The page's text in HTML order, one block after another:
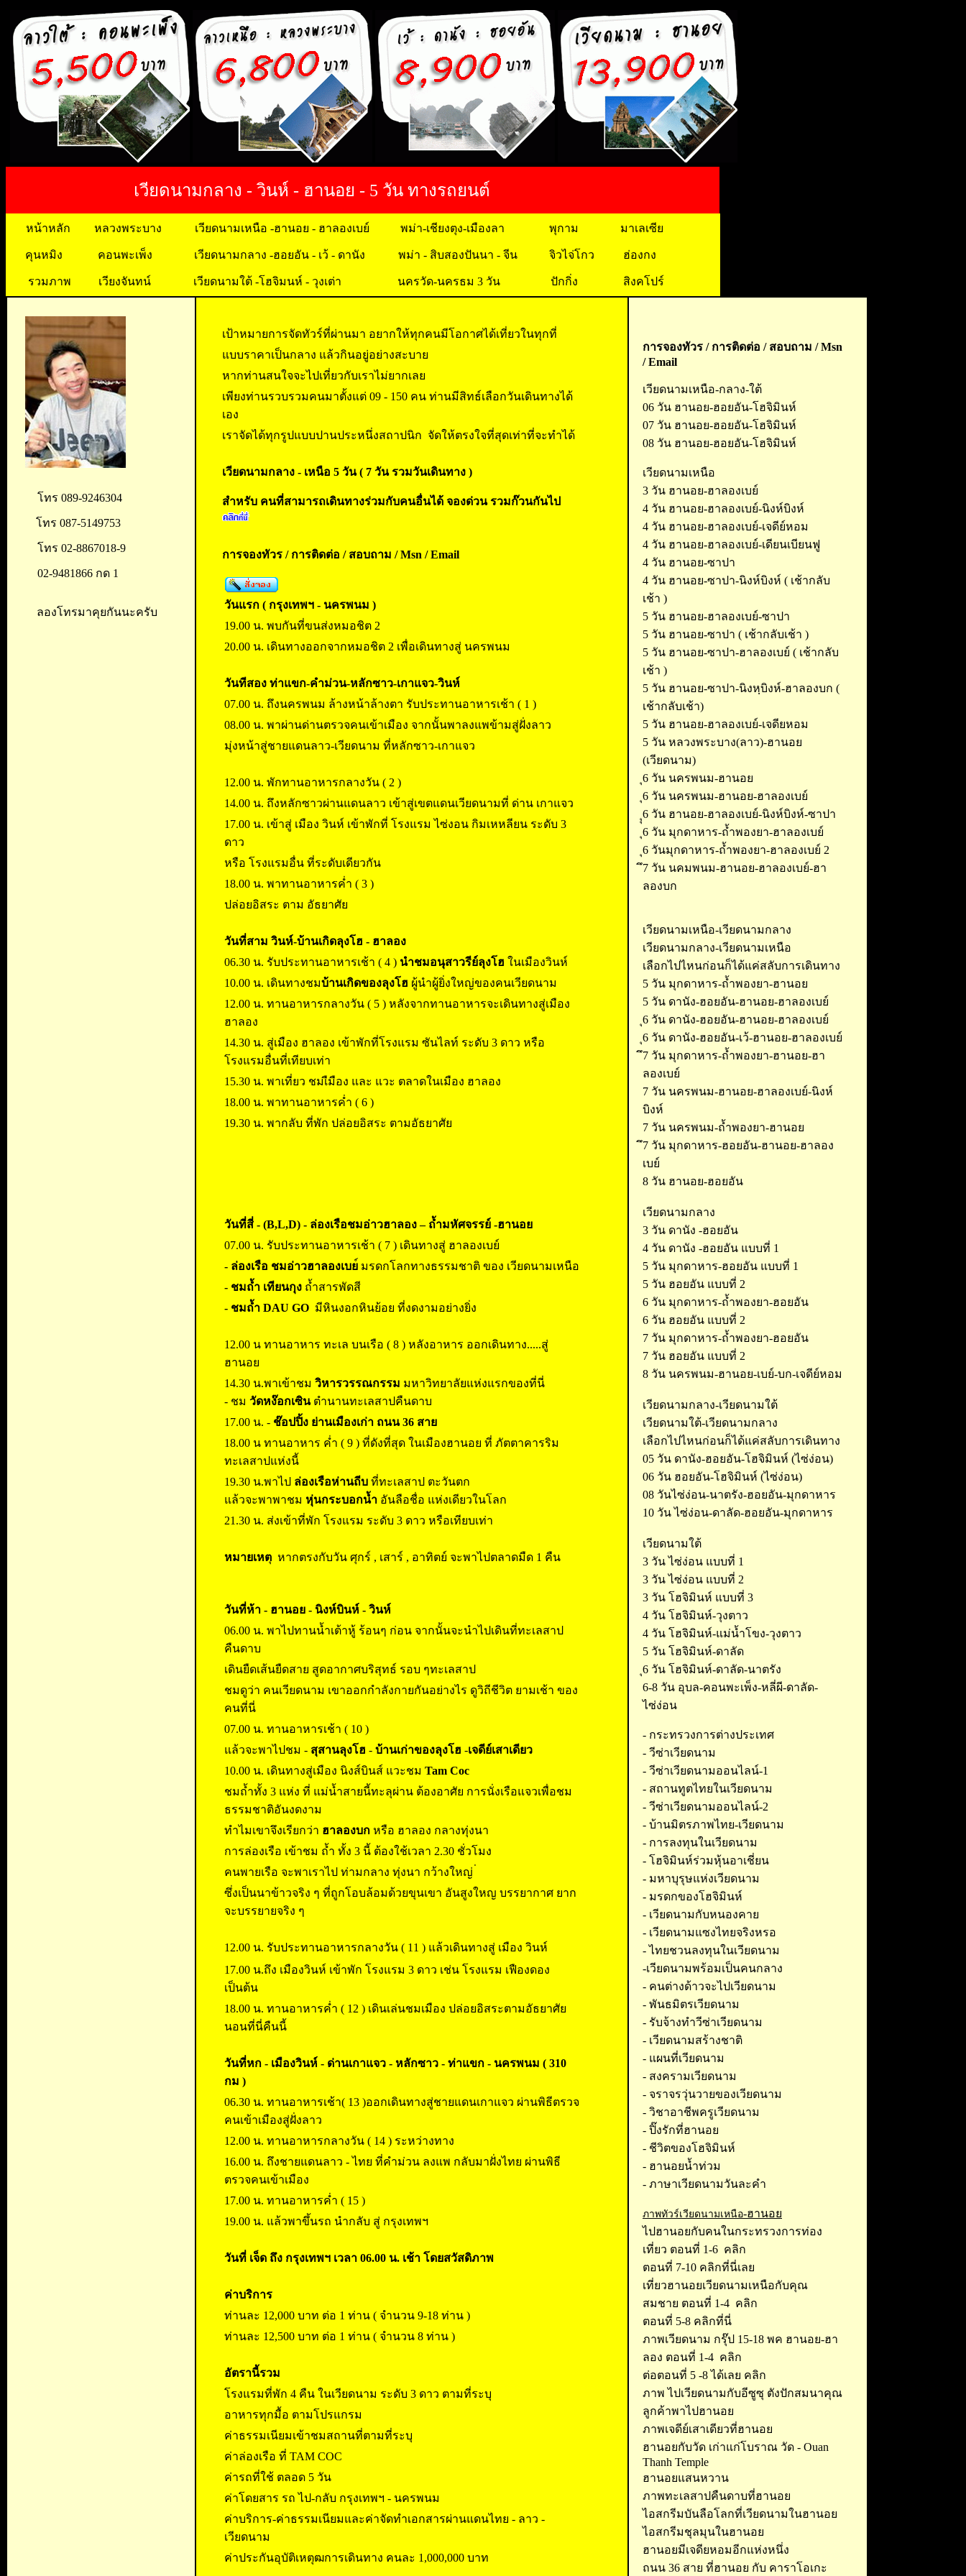
เวียดนามกลาง - วินห์ - ฮานอย - 5 วัน ทางรถยนต์
หน้าหลัก หลวงพระบาง เวียดนามเหนือ -ฮานอย - ฮาลองเบย์ พม่า-เชียงตุง-เมืองลา พุกาม มาเลเซีย
คุนหมิง คอนพะเพ็ง เวียดนามกลาง -ฮอยอัน - เว้ - ดานัง พม่า - สิบสองปันนา - จีน จิวไจ่โกว ฮ่องกง
รวมภาพ เวียงจันทน์ เวียดนามใต้ -โฮจิมนห์ - วุงเต่า นครวัด-นครธม 3 วัน ปักกิ่ง สิงคโปร์
โทร 089-9246304
โทร 087-5149753
โทร 02-8867018-9
02-9481866 กด 1
ลองโทรมาคุยกันนะครับ
เป้าหมายการจัดทัวร์ที่ผ่านมา อยากให้ทุกคนมีโอกาศได้เที่ยวในทุกที่
แบบราคาเป็นกลาง แล้วกินอยู่อย่างสะบาย
หากท่านสนใจจะไปเที่ยวกับเราไม่ยากเลย
เพียงท่านรวบรวมคนมาตั้งแต่ 09 - 150 คน ท่านมีสิทธ์เลือกวันเดินทางได้
เอง
เราจัดได้ทุกรูปแบบปานประหนึ่งสถาปนิก จัดให้ตรงใจที่สุดเท่าที่จะทำได้
เวียดนามกลาง - เหนือ 5 วัน ( 7 วัน รวมวันเดินทาง )
สำหรับ คนที่สามารถเดินทางร่วมกับคนอื่นได้ จองด่วน รวมก๊วนกันไป
การจองทัวร /การติดต่อ / สอบถาม / Msn / Email
วันแรก ( กรุงเทพฯ - นครพนม )
19.00 น. พบกันที่ขนส่งหมอชิต 2
20.00 น. เดินทางออกจากหมอชิต 2 เพื่อเดินทางสู่ นครพนม
วันทีสอง ท่าแขก-คำม่วน-หลักซาว-เกาแจว-วินห์
07.00 น. ถึงนครพนม ล้างหน้าล้างตา รับประทานอาหารเช้า ( 1 )
08.00 น. พาผ่านด่านตรวจคนเข้าเมือง จากนั้นพาลงแพข้ามสู่ฝั่งลาว
มุ่งหน้าสู่ชายแดนลาว-เวียดนาม ที่หลักซาว-เกาแจว
12.00 น. พักทานอาหารกลางวัน ( 2 )
14.00 น. ถึงหลักซาวผ่านแดนลาว เข้าสู่เขตแดนเวียดนามที่ ด่าน เกาแจว
17.00 น. เข้าสู่ เมือง วินห์ เข้าพักที่ โรงแรม ไซ่งอน กิมเหหลียน ระดับ 3
ดาว
หรือ โรงแรมอื่น ที่ระดับเดียวกัน
18.00 น. พาทานอาหารค่ำ ( 3 )
ปล่อยอิสระ ตาม อัธยาศัย
วันที่สาม วินห์-บ้านเกิดลุงโฮ - ฮาลอง
06.30 น. รับประทานอาหารเช้า ( 4 ) นำชมอนุสาวรีย์ลุงโฮ ในเมืองวินห์
10.00 น. เดินทางชมบ้านเกิดของลุงโฮ ผู้นำผู้ยิ่งใหญ่ของคนเวียดนาม
12.00 น. ทานอาหารกลางวัน ( 5 ) หลังจากทานอาหารจะเดินทางสู่เมือง
ฮาลอง
14.30 น. สู่เมือง ฮาลอง เข้าพักที่โรงแรม ซันไลท์ ระดับ 3 ดาว หรือ
โรงแรมอื่นที่เทียบเท่า
15.30 น. พาเที่ยว ชมเืมือง และ แวะ ตลาดในเมือง ฮาลอง
18.00 น. พาทานอาหารค่ำ ( 6 )
19.30 น. พากลับ ที่พัก ปล่อยอิสระ ตามอัธยาศัย
วันที่สี่ - (B,L,D) - ล่องเรือชมอ่าวฮาลอง – ถ้ำมหัศจรรย์ -ฮานอย
07.00 น. รับประทานอาหารเช้า ( 7 ) เดินทางสู่ ฮาลองเบย์
- ล่องเรือ ชมอ่าวฮาลองเบย ์ มรดกโลกทางธรรมชาติ ของ เวียดนามเหนือ
- ชมถ้ำ เทียนกุง ถ้ำสารพัดสี
- ชมถ้ำ DAU GO มีหินงอกหินย้อย ที่งดงามอย่างยิ่ง
12.00 น ทานอาหาร ทะเล บนเรือ ( 8 ) หลังอาหาร ออกเดินทาง.....สู่
ฮานอย
14.30 น.พาเข้าชม วิหารวรรณกรรม มหาวิทยาลัยแห่งแรกของที่นี่
- ชม วัดหง๊อกเซินตำนานทะเลสาปคืนดาบ
17.00 น. - ช๊อปปิ้ง ย่านเมืองเก่า ถนน 36 สาย
18.00 น ทานอาหาร ค่ำ ( 9 ) ที่ดังที่สุด ในเมืองฮานอย ที่ ภัตตาคารริม
ทะเลสาปแห่งนี้
19.30 น.พาไป ล่องเรือห่านถีบ ที่ทะเลสาป ตะวันตก
แล้วจะพาพาชม หุ่นกระบอกน้ำ อันลือชื่อ แห่งเดียวในโลก
21.30 น. ส่งเข้าที่พัก โรงแรม ระดับ 3 ดาว หรือเทียบเท่า
หมายเหต ุ หากตรงกับวัน ศุกร์ , เสาร์ , อาทิตย์ จะพาไปตลาดมืด 1 คืน
วันที่ห้า - ฮานอย - นิงห์บินห์ - วินห์
06.00 น. พาไปทานน้ำเต้าหู้ ร้อนๆ ก่อน จากนั้นจะนำไปเดินที่ทะเลสาป
คืนดาบ
เดินยืดเส้นยืดสาย สูดอากาศบริสุทธ์ รอบ ๆทะเลสาป
ชมดูว่า คนเวียดนาม เขาออกกำลังกายกันอย่างไร ดูวิถีชีวิต ยามเช้า ของ
คนที่นี่
07.00 น. ทานอาหารเช้า ( 10 )
แล้วจะพาไปชม - สุสานลุงโฮ - บ้านเก่าของลุงโฮ -เจดีย์เสาเดียว
10.00 น. เดินทางสู่เมือง นิงส์บินส์ แวะชม Tam Coc
ชมถ้ำทั้ง 3 แห่ง ที่ แม่น้ำสายนี้ทะลุผ่าน ต้องอาศัย การนั่งเรือแจวเพื่อชม
ธรรมชาติอันงดงาม
ทำไมเขาจึงเรียกว่า ฮาลองบก หรือ ฮาลอง กลางทุ่งนา
การล่องเรือ เข้าชม ถ้ำ ทั้ง 3 นี้ ต้องใช้เวลา 2.30 ชั่วโมง
คนพายเรือ จะพาเราไป ท่ามกลาง ทุ่งนา กว้างใหญ่ ่
ซึ่งเป็นนาข้าวจริง ๆ ที่ถูกโอบล้อมด้วยขุนเขา อันสูงใหญ บรรยากาศ ยาก
จะบรรยายจริง ๆ
12.00 น. รับประทานอาหารกลางวัน ( 11 ) แล้วเดินทางสู่ เมือง วินห์
17.00 น.ถึง เมืองวินห์ เข้าพัก โรงแรม 3 ดาว เช่น โรงแรม เฟืองดอง
เป็นต้น
18.00 น. ทานอาหารค่ำ ( 12 ) เดินเล่นชมเมือง ปล่อยอิสระตามอัธยาศัย
นอนที่นี่คืนนี้
วันที่หก - เมืองวินห์ - ด่านเกาแจว - หลักซาว - ท่าแขก - นครพนม ( 310
กม )
06.30 น. ทานอาหารเช้า( 13 )ออกเดินทางสู่ชายแดนเกาแจว ผ่านพิธีตรวจ
คนเข้าเมืองสู่ฝั่งลาว
12.00 น. ทานอาหารกลางวัน ( 14 ) ระหว่างทาง
16.00 น. ถึงชายแดนลาว - ไทย ที่คำม่วน ลงแพ กลับมาฝั่งไทย ผ่านพิธี
ตรวจคนเข้าเมือง
17.00 น. ทานอาหารค่ำ ( 15 )
19.00 น. แล้วพาขึ้นรถ นำกลับ สู่ กรุงเทพฯ
วันที่ เจ็ด ถึง กรุงเทพฯ เวลา 06.00 น. เช้า โดยสวัสดิภาพ
ค่าบริการ
ท่านละ 12,000 บาท ต่อ 1 ท่าน ( จำนวน 9-18 ท่าน )
ท่านละ 12,500 บาท ต่อ 1 ท่าน ( จำนวน 8 ท่าน )
อัตรานี้รวม
โรงแรมที่พัก 4 คืน ในเวียดนาม ระดับ 3 ดาว ตามที่ระบุ
อาหารทุกมื้อ ตามโปรแกรม
ค่าธรรมเนียมเข้าชมสถานที่ตามที่ระบุ
ค่าล่องเรือ ที่ TAM COC
ค่ารถที่ใช้ ตลอด 5 วัน
ค่าโดยสาร รถ ไป-กลับ กรุงเทพฯ - นครพนม
ค่าบริการ-ค่าธรรมเนียมและค่าจัดทำเอกสารผ่านแดนไทย - ลาว -
เวียดนาม
ค่าประกันอุบัติเหตุฒการเดินทาง คนละ 1,000,000 บาท
การจองทัวร /การติดต่อ / สอบถาม / Msn
/ Email
เวียดนามเหนือ-กลาง-ใต้
06 วัน ฮานอย-ฮอยอัน-โฮจิมินห์
07 วัน ฮานอย-ฮอยอัน-โฮจิมินห์
08 วัน ฮานอย-ฮอยอัน-โฮจิมินห์
เวียดนามเหนือ
3 วัน ฮานอย-ฮาลองเบย์
4 วัน ฮานอย-ฮาลองเบย์-นิงห์บิงห์
4 วัน ฮานอย-ฮาลองเบย์-เจดีย์หอม
4 วัน ฮานอย-ฮาลองเบย์-เดียนเบียนฟู
4 วัน ฮานอย-ซาปา
4 วัน ฮานอย-ซาปา-นิงห์บิงห์ ( เช้ากลับ
เช้า )
5 วัน ฮานอย-ฮาลองเบย์-ซาปา
5 วัน ฮานอย-ซาปา ( เช้ากลับเช้า )
5 วัน ฮานอย-ซาปา-ฮาลองเบย์ ( เช้ากลับ
เช้า )
5 วัน ฮานอย-ซาปา-นิงหฺบิงห์-ฮาลองบก (
เช้ากลับเช้า)
5 วัน ฮานอย-ฮาลองเบย์-เจดียหอม
5 วัน หลวงพระบาง(ลาว)-ฮานอย
(เวียดนาม)
6 วัน นครพนม-ฮานอย
6 วัน นครพนม-ฮานอย-ฮาลองเบย์
ุุ6 วัน ฮานอย-ฮาลองเบย์-นิงห์บิงห์-ซาปา
6 วัน มุกดาหาร-ถ้ำพองยา-ฮาลองเบย์
6 วันมุกดาหาร-ถ้ำพองยา-ฮาลองเบย์ 2
7 วัน นคมพนม-ฮานอย-ฮาลองเบย์-ฮา
ลองบก
เวียดนามเหนือ-เวียดนามกลาง
เวียดนามกลาง-เวียดนามเหนือ
เลือกไปไหนก่อนก็ได้แค่สลับการเดินทาง
5 วัน มุกดาหาร-ถ้ำพองยา-ฮานอย
5 วัน ดานัง-ฮอยอัน-ฮานอย-ฮาลองเบย์
6 วัน ดานัง-ฮอยอัน-ฮานอย-ฮาลองเบย์
6 วัน ดานัง-ฮอยอัน-เว้-ฮานอย-ฮาลองเบย์
7 วัน มุกดาหาร-ถ้ำพองยา-ฮานอย-ฮา
ลองเบย์
7 วัน นครพนม-ฮานอย-ฮาลองเบย์-นิงห์
บิงห์
7 วัน นครพนม-ถ้ำพองยา-ฮานอย
7 วัน มุกดาหาร-ฮอยอัน-ฮานอย-ฮาลอง
เบย์
8 วัน ฮานอย-ฮอยอัน
เวียดนามกลาง
3 วัน ดานัง -ฮอยอัน
4 วัน ดานัง -ฮอยอัน แบบที่ 1
5 วัน มุกดาหาร-ฮอยอัน แบบที่ 1
5 วัน ฮอยอัน แบบที่ 2
6 วัน มุกดาหาร-ถ้ำพองยา-ฮอยอัน
6 วัน ฮอยอัน แบบที่ 2
7 วัน มุกดาหาร-ถ้ำพองยา-ฮอยอัน
7 วัน ฮอยอัน แบบที่ 2
8 วัน นครพนม-ฮานอย-เบย์-บก-เจดีย์หอม
เวียดนามกลาง-เวียดนามใต้
เวียดนามใต้-เวียดนามกลาง
เลือกไปไหนก่อนก็ได้แค่สลับการเดินทาง
05 วัน ดานัง-ฮอยอัน-โฮจิมินห์ (ไซ่ง่อน)
06 วัน ฮอยอัน-โฮจิมินห์ (ไซ่ง่อน)
08 วันไซ่ง่อน-นาตรัง-ฮอยอัน-มุกดาหาร
10 วัน ไซ่ง่อน-ดาลัด-ฮอยอัน-มุกดาหาร
เวียดนามใต้
3 วัน ไซ่ง่อน แบบที่ 1
3 วัน ไซ่ง่อน แบบที่ 2
3 วัน โฮจิมินห์ แบบที่ 3
4 วัน โฮจิมินห์-วุงตาว
4 วัน โฮจิมินห์-แม่น้ำโขง-วุงตาว
5 วัน โฮจิมินห์-ดาลัด
ุ6 วัน โฮจิมินห์-ดาลัด-นาตรัง
6-8 วัน อุบล-คอนพะเพ็ง-หลี่ผี-ดาลัด-
ไซ่ง่อน
- กระทรวงการต่างประเทศ
- วีซ่าเวียดนาม
- วีซ่าเวียดนามออนไลน์-1
- สถานทูตไทยในเวียดนาม
- วีซ่าเวียดนามออนไลน์-2
- บ้านมิตรภาพไทย-เวียดนาม
- การลงทุนในเวียดนาม
- โฮจิมินห์ร่วมหุ้นอาเชี่ยน
- มหาบุรุษแห่งเวียดนาม
- มรดกของโฮจิมินห์
- เวียดนามกับหนองคาย
- เวียดนามแซงไทยจริงหรอ
-ไทยชวนลงทุนในเวียดนาม
-เวียดนามพร้อมเป็นคนกลาง
- คนต่างด้าวจะไปเวียดนาม
- พันธมิตรเวียดนาม
- รับจ้างทำวีซ่าเวียดนาม
- เวียดนามสร้างชาติ
- แผนที่เวียดนาม
- สงครามเวียดนาม
- จราจรวุ่นวายของเวียดนาม
- วิชาอาชีพครูเวียดนาม
- ปิ๊งรักที่ฮานอย
- ชีวิตของโฮจิมินห์
- ฮานอยน้ำท่วม
- ภาษาเวียดนามวันละคำ
ภาพทัวร์เวียดนามเหนือ-ฮานอย
ไปฮานอยกับคนในกระทรวงการท่อง
เที่ยว ตอนที่ 1-6 คลิก
ตอนที่ 7-10 คลิกที่นี่เลย
เที่ยวฮานอยเวียดนามเหนือกับคุณ
สมชาย ตอนที่ 1-4 คลิก
ตอนที่ 5-8 คลิกที่นี่
ภาพเวียดนาม กรุ๊ป 15-18 พค ฮานอย-ฮา
ลอง ตอนที่ 1-4 คลิก
ต่อตอนที่ 5 -8 ได้เลย คลิก
ภาพ ไปเวียดนามกับอีซูซุ ตังปักสมนาคุณ
ลูกค้าพาไปฮานอย
ภาพเจดีย์เสาเดียวที่ฮานอย
ฮานอยกับวัด เก่าแก่โบราณ วัด - Ouan
Thanh Temple
ฮานอยแสนหวาน
ภาพทะเลสาปคืนดาบที่ฮานอย
ไอสกรีมบันลือโลกที่เวียดนามในฮานอย
ไอสกรีมชุลมุนในฮานอย
ฮานอยมีเจดียหอมอีกแห่งหนึ่ง
ถนน 36 สาย ที่ฮานอย กับ คาราโอเกะ